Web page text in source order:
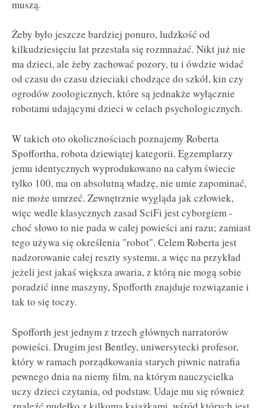
muszą.
Żeby było jeszcze bardziej ponuro, ludzkość od
kilkudziesięciu lat przestała się rozmnażać. Nikt już nie
ma dzieci, ale żeby zachować pozory, tu i ówdzie widać
od czasu do czasu dzieciaki chodzące do szkół, kin czy
ogrodów zoologicznych, które są jednakże wyłącznie
robotami udającymi dzieci w celach psychologicznych.
W takich oto okolicznościach poznajemy Roberta
Spoffortha, robota dziewiątej kategorii. Egzemplarzy
jemu identycznych wyprodukowano na całym świecie
tylko 100, ma on absolutną władzę, nie umie zapominać,
nie może umrzeć. Zewnętrznie wygląda jak człowiek,
więc wedle klasycznych zasad SciFi jest cyborgiem -
choć słowo to nie pada w całej powieści ani razu; zamiast
tego używa się określenia "robot". Celem Roberta jest
nadzorowanie całej reszty systemu, a więc na przykład
jeżeli jest jakaś większa awaria, z którą nie mogą sobie
poradzić inne maszyny, Spofforth znajduje rozwiązanie i
tak to się toczy.
Spofforth jest jednym z trzech głównych narratorów
powieści. Drugim jest Bentley, uniwersytecki profesor,
który w ramach porządkowania starych piwnic natrafia
pewnego dnia na niemy film, na którym nauczycielka
uczy dzieci czytania, od podstaw. Udaje mu się również